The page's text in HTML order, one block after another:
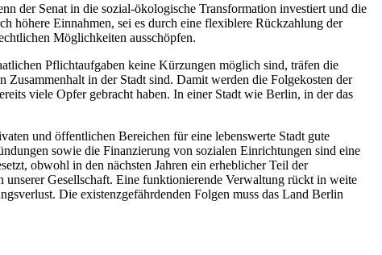
der Senat in die sozial-ökologische Transformation investiert und die
höhere Einnahmen, sei es durch eine flexiblere Rückzahlung der
Möglichkeiten ausschöpfen.
Pflichtaufgaben keine Kürzungen möglich sind, träfen die
in der Stadt sind. Damit werden die Folgekosten der
viele Opfer gebracht haben. In einer Stadt wie Berlin, in der das
und öffentlichen Bereichen für eine lebenswerte Stadt gute
sowie die Finanzierung von sozialen Einrichtungen sind eine
obwohl in den nächsten Jahren ein erheblicher Teil der
Gesellschaft. Eine funktionierende Verwaltung rückt in weite
Die existenzgefährdenden Folgen muss das Land Berlin